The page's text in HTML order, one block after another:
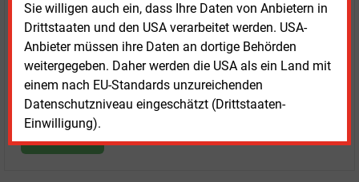
Sie willigen auch ein, dass Ihre Daten von Anbietern in
Drittstaaten und den USA verarbeitet werden. USA-
Anbieter müssen ihre Daten an dortige Behörden
weitergegeben. Daher werden die USA als ein Land mit
einem nach EU-Standards unzureichenden
Datenschutzniveau eingeschätzt (Drittstaaten-
Einwilligung).
LOGIN